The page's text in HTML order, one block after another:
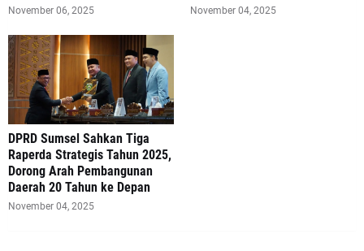
November 06, 2025 November 04, 2025
DPRD Sumsel Sahkan Tiga
Raperda Strategis Tahun 2025,
Dorong Arah Pembangunan
Daerah 20 Tahun ke Depan
November 04, 2025